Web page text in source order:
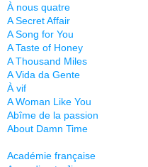
À nous quatre
A Secret Affair
A Song for You
A Taste of Honey
A Thousand Miles
A Vida da Gente
À vif
A Woman Like You
Abîme de la passion
About Damn Time
Académie française